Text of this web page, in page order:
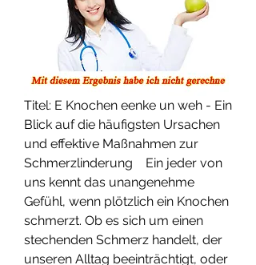
Titel: E Knochen eenke un weh - Ein
Blick auf die häufigsten Ursachen
und effektive Maßnahmen zur
Schmerzlinderung    Ein jeder von
uns kennt das unangenehme
Gefühl, wenn plötzlich ein Knochen
schmerzt. Ob es sich um einen
stechenden Schmerz handelt, der
unseren Alltag beeinträchtigt, oder